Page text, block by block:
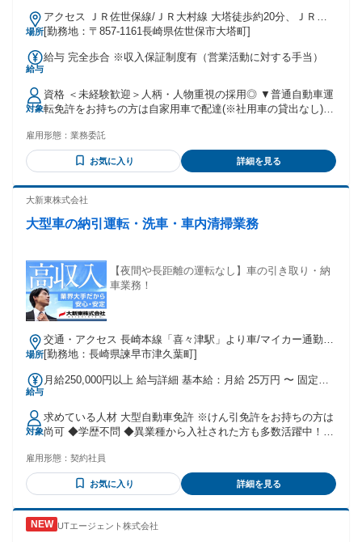
場所
アクセス ＪＲ佐世保線/ＪＲ大村線 大塔徒歩約20分、ＪＲ佐
世保線/ＪＲ大村線 日宇徒歩約29分、ＪＲ大村線 早岐西口徒
[勤務地：〒857-1161長崎県佐世保市大塔町]
給与
給与 完全歩合 ※収入保証制度有（営業活動に対する手当）
対象
資格 ＜未経験歓迎＞人柄・人物重視の採用◎ ▼普通自動車運
転免許をお持ちの方は自家用車で配達(※社用車の貸出なし)
イス登録必須 ～インボイス登録って？～ 簡単にいうと業務上
の請求書発行のために税務署へ登録すること！ 最初に担当者
が手順・記載方法など全てお伝えするため、 「全く知識がな
考えたり、手間がかかる心配などは一切ありません！ 登録時
資格OK ＊経験者歓迎／ブランクOK ＊フリーター歓迎／主婦
雇用形態： 業務委託
お気に入り 詳細を見る
大新東株式会社
大型車の納引運転・洗車・車内清掃業務
【夜間や長距離の運転なし】車の引き取り・納
車業務！
場所
交通・アクセス 長崎本線「喜々津駅」より車/マイカー通勤可
能
[勤務地：長崎県諫早市津久葉町]
給与
月給250,000円以上 給与詳細 基本給：月給 25万円 〜 固定残
勤・家族手当金額：あり 全員に一律で支払われるその他手当
金額：なし 詳細は社会保険 / 福利厚生に記載
対象
求めている人材 大型自動車免許 ※けん引免許をお持ちの方は
尚可 ◆学歴不問 ◆異業種から入社された方も多数活躍中！
フの年齢構成比＞ 30代未満…2.18% 30代前半…2.77% 30代後
半…3.14% 40代前半…6.65% 40代後半…13.35% 50代前半…
27.45% 50代後半…44.47%
雇用形態： 契約社員
お気に入り 詳細を見る
UTエージェント株式会社